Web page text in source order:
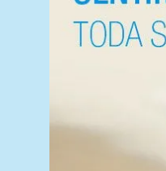
con Paseo de la Fuente)
969 540